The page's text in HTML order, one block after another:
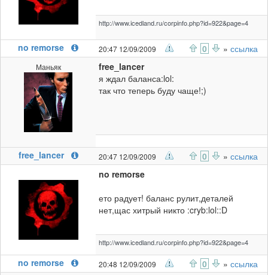
http://www.icedland.ru/corpinfo.php?id=922&page=4
no remorse 20:47 12/09/2009 0 » ссылка
Маньяк
free_lancer
я ждал баланса:lol:
так что теперь буду чаще!;)
free_lancer 20:47 12/09/2009 0 » ссылка
no remorse
ето радует! баланс рулит,деталей
нет,щас хитрый никто :cryb:lol::D
http://www.icedland.ru/corpinfo.php?id=922&page=4
no remorse 20:48 12/09/2009 0 » ссылка